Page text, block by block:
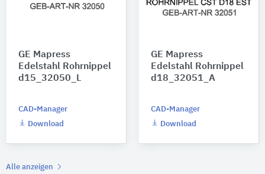
GE Mapress
Edelstahl Rohrnippel
d15_32050_L
CAD-Manager
Download
GE Mapress
Edelstahl Rohrnippel
d18_32051_A
CAD-Manager
Download
Alle anzeigen